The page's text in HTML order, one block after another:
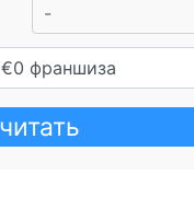
-
0 франшиза